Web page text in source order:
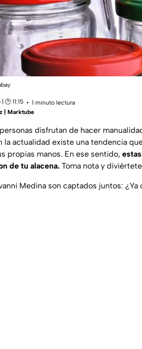
11:15
1 minuto lectura
| Marktube
disfrutan de hacer
la actualidad existe una tendencia
propias manos. En ese sentido,
de tu alacena. Toma nota y
Medina son captados juntos: